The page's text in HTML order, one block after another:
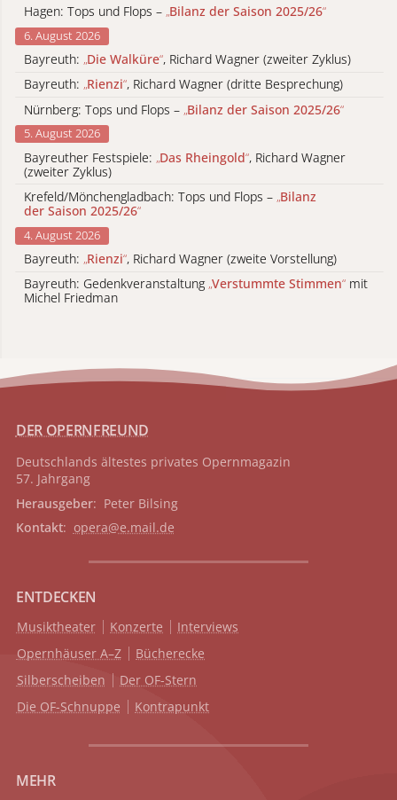
Hagen: Tops und Flops – „Bilanz der Saison 2025/26“
6. August 2026
Bayreuth: „Die Walküre“, Richard Wagner (zweiter Zyklus)
Bayreuth: „Rienzi“, Richard Wagner (dritte Besprechung)
Nürnberg: Tops und Flops – „Bilanz der Saison 2025/26“
5. August 2026
Bayreuther Festspiele: „Das Rheingold“, Richard Wagner
(zweiter Zyklus)
Krefeld/Mönchengladbach: Tops und Flops – „Bilanz
der Saison 2025/26“
4. August 2026
Bayreuth: „Rienzi“, Richard Wagner (zweite Vorstellung)
Bayreuth: Gedenkveranstaltung „Verstummte Stimmen“ mit
Michel Friedman
DER OPERNFREUND
Deutschlands ältestes privates Opernmagazin
57. Jahrgang
Herausgeber: Peter Bilsing
Kontakt: opera@e.mail.de
ENTDECKEN
Musiktheater Konzerte
Interviews
Opernhäuser A–Z
Bücherecke
Silberscheiben
Der OF-Stern
Die OF-Schnuppe
Kontrapunkt
MEHR